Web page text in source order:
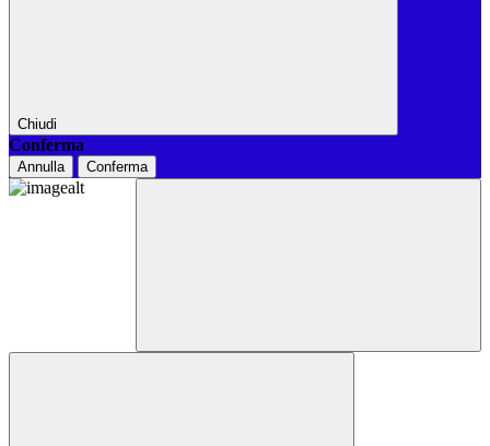
Chiudi
Conferma
Annulla Conferma